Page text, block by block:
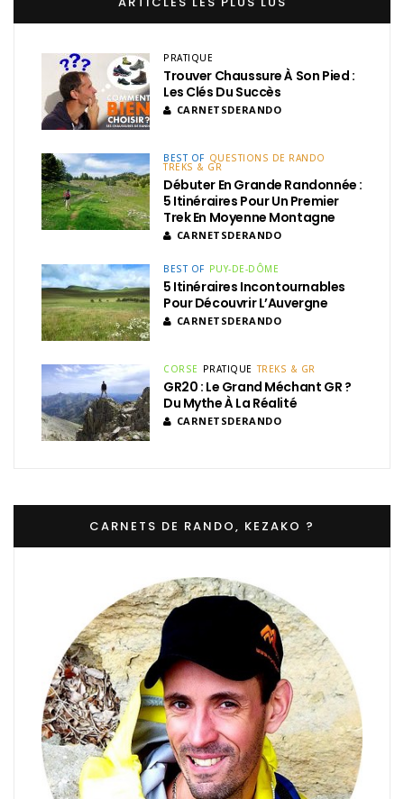
PRATIQUE
Trouver Chaussure À Son Pied :
Les Clés Du Succès
CARNETSDERANDO
BEST OF QUESTIONS DE RANDO
TREKS & GR
Débuter En Grande Randonnée :
5 Itinéraires Pour Un Premier
Trek En Moyenne Montagne
CARNETSDERANDO
BEST OF PUY-DE-DÔME
5 Itinéraires Incontournables
Pour Découvrir L’Auvergne
CARNETSDERANDO
CORSE PRATIQUE TREKS & GR
GR20 : Le Grand Méchant GR ?
Du Mythe À La Réalité
CARNETSDERANDO
CARNETS DE RANDO, KEZAKO ?